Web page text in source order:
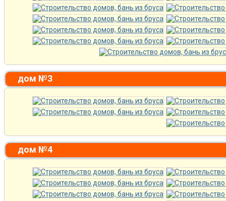
дом №3
дом №4